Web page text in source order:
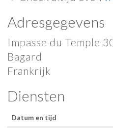
Adresgegevens
Impasse du Temple
Bagard
Frankrijk
Diensten
Datum en tijd